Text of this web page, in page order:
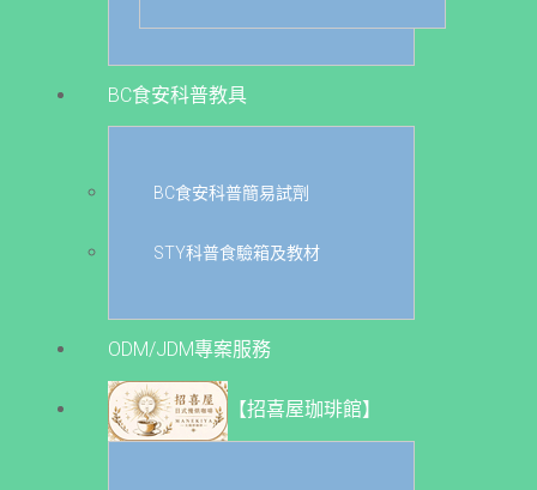
BC食安科普教具
BC食安科普簡易試劑
STY科普食驗箱及教材
ODM/JDM專案服務
【招喜屋珈琲館】